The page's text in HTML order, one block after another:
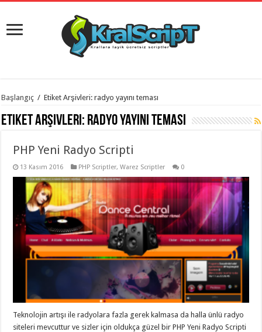
istanbul
evden
eve
organizasyon,
evden
taşımacılık,
taşımacılık,
gaziantep
evden
taşımacılık,
gaziantep
evden
Başlangıç / Etiket Arşivleri: radyo yayını teması
Etiket Arşivleri: radyo yayını teması
PHP Yeni Radyo Scripti
13 Kasım 2016 PHP Scriptler,Warez Scriptler 0
Teknolojin artışı ile radyolara fazla gerek kalmasa da halla ünlü radyo
siteleri mevcuttur ve sizler için oldukça güzel bir PHP Yeni Radyo Scripti